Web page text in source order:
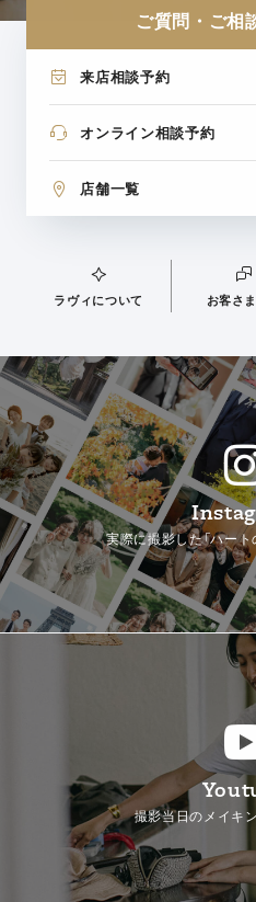
ご質問・ご相
来店相談予約
オンライン相談予約
店舗一覧
ラヴィについて お客さ
実際に撮影した「ハー
撮影当日のメイキ